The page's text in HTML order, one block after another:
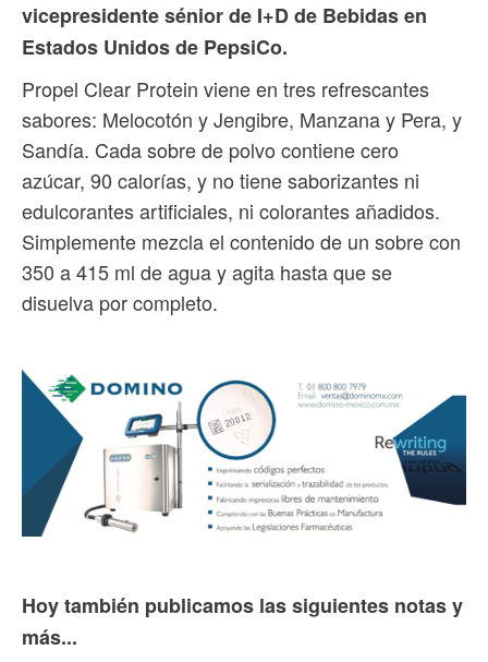
vicepresidente sénior de I+D de Bebidas en
Estados Unidos de PepsiCo.
Propel Clear Protein viene en tres refrescantes
sabores: Melocotón y Jengibre, Manzana y Pera, y
Sandía. Cada sobre de polvo contiene cero
azúcar, 90 calorías, y no tiene saborizantes ni
edulcorantes artificiales, ni colorantes añadidos.
Simplemente mezcla el contenido de un sobre con
350 a 415 ml de agua y agita hasta que se
disuelva por completo.
Hoy también publicamos las siguientes notas y
más...